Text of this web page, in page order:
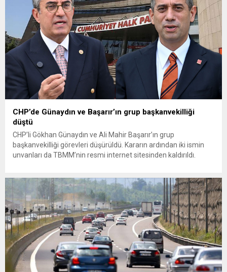
çağrısında...
CHP’de Günaydın ve Başarır’ın grup başkanvekilliği
düştü
CHP’li Gökhan Günaydın ve Ali Mahir Başarır’ın grup
başkanvekilliği görevleri düşürüldü. Kararın ardından iki ismin
unvanları da TBMM’nin resmi internet sitesinden kaldırıldı.
çıkarma cezası uygulanmak üzere Yüksek Disiplin Kurulu’na
(YDK) sevk edilen ve partideki tüm görevlerinden...